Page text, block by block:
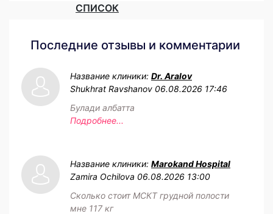
СПИСОК
Последние отзывы и комментарии
Название клиники: Dr. Aralov
Shukhrat Ravshanov 06.08.2026 17:46
Булади албатта
Подробнее...
Название клиники: Marokand Hospital
Zamira Ochilova 06.08.2026 13:00
Сколько стоит МСКТ грудной полости
мне 117 кг